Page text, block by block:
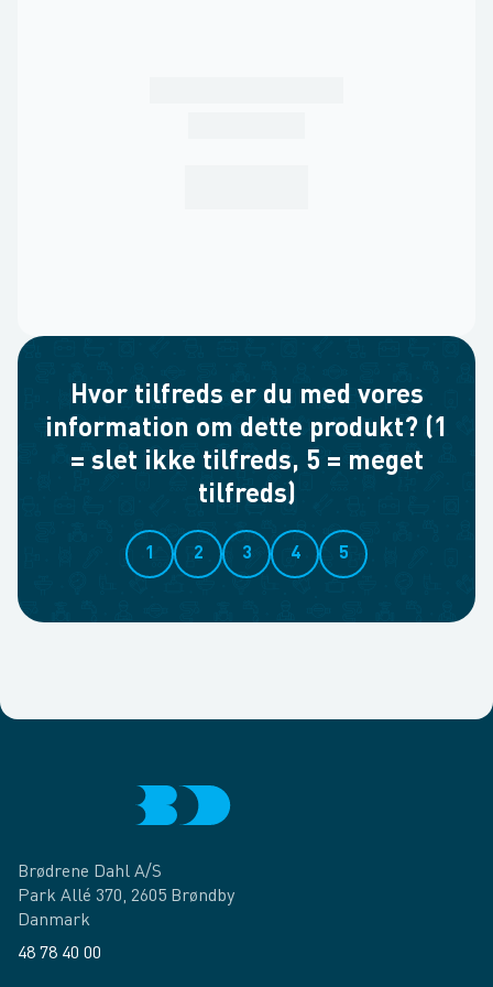
Hvor tilfreds er du med vores
information om dette produkt? (1
= slet ikke tilfreds, 5 = meget
tilfreds)
1 2 3 4 5
Brødrene Dahl A/S
Park Allé 370, 2605 Brøndby
Danmark
48 78 40 00